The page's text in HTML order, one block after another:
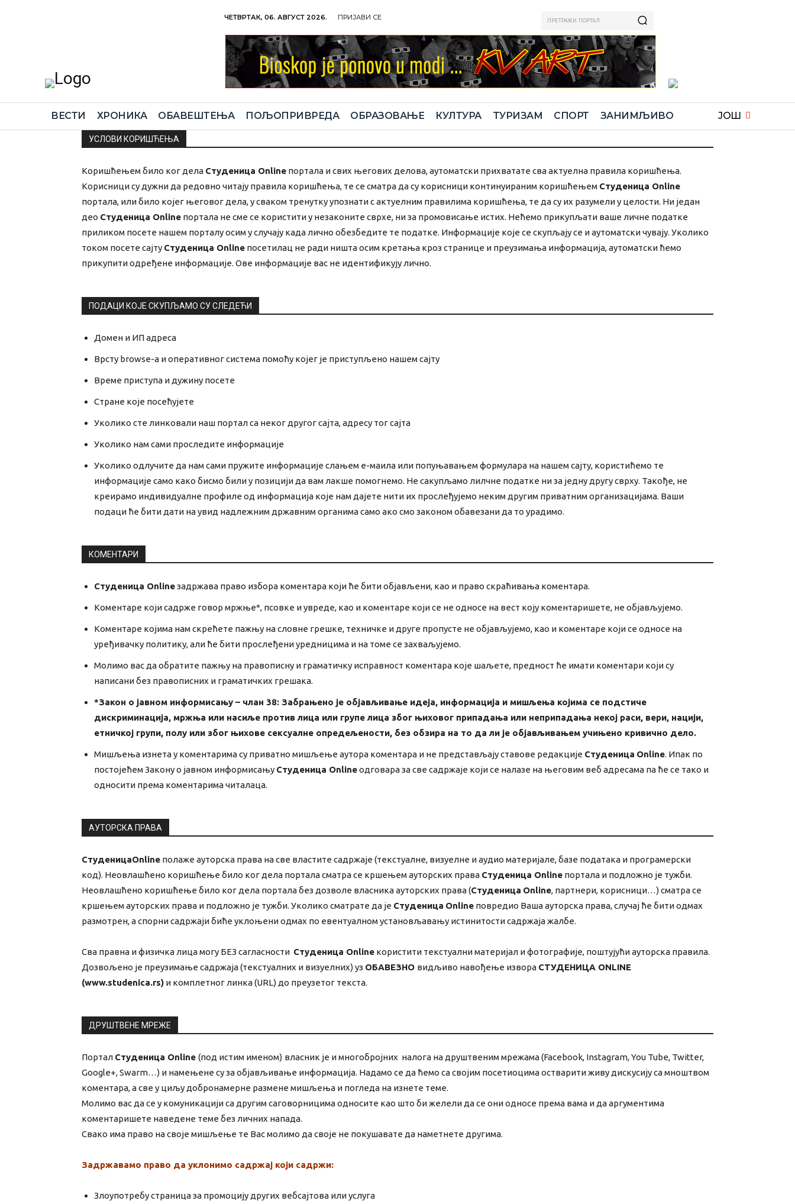
ЧЕТВРТАК, 06. АВГУСТ 2026. ПРИЈАВИ СЕ ПРЕТРАЖИ ПОРТАЛ
ВЕСТИ ХРОНИКА ОБАВЕШТЕЊА ПОЉОПРИВРЕДА ОБРАЗОВАЊЕ КУЛТУРА TУРИЗАМ СПОРТ ЗАНИМЉИВО ЈОШ
УСЛОВИ КОРИШЋЕЊА
Коришћењем било ког дела Студеница Online портала и свих његових делова, аутоматски прихватате сва актуелна правила коришћења.
Корисници су дужни да редовно читају правила коришћења, те се сматра да су корисници континуираним коришћењем Студеница Online
портала, или било којег његовог дела, у сваком тренутку упознати с актуелним правилима коришћења, те да су их разумели у целости. Ни један
део Студеница Online портала не сме се користити у незаконите сврхе, ни за промовисање истих. Нећемо прикупљати ваше личне податке
приликом посете нашем порталу осим у случају када лично обезбедите те податке. Информације које се скупљају се и аутоматски чувају. Уколико
током посете сајту Студеница Online посетилац не ради ништа осим кретања кроз странице и преузимања информација, аутоматски ћемо
прикупити одређене информације. Ове информације вас не идентификују лично.
ПОДАЦИ КОЈЕ СКУПЉАМО СУ СЛЕДЕЋИ
Домен и ИП адреса
Врсту browse-а и оперативног система помоћу којег је приступљено нашем сајту
Време приступа и дужину посете
Стране које посећујете
Уколико сте линковали наш портал са неког другог сајта, адресу тог сајта
Уколико нам сами проследите информације
Уколико одлучите да нам сами пружите информације слањем е-маила или попуњавањем формулара на нашем сајту, користићемо те
информације само како бисмо били у позицији да вам лакше помогнемо. Не сакупљамо лилчне податке ни за једну другу сврху. Такође, не
креирамо индивидуалне профиле од информација које нам дајете нити их прослеђујемо неким другим приватним организацијама. Ваши
подаци ће бити дати на увид надлежним државним органима само ако смо законом обавезани да то урадимо.
КОМЕНТАРИ
Студеница Onlineзадржава право избора коментара који ће бити објављени, као и право скраћивања коментара.
Коментаре који садрже говор мржње*, псовке и увреде, као и коментаре који се не односе на вест коју коментаришете, не објављујемо.
Коментаре којима нам скрећете пажњу на словне грешке, техничке и друге пропусте не објављујемо, као и коментаре који се односе на
уређивачку политику, али ће бити прослеђени уредницима и на томе се захваљујемо.
Молимо вас да обратите пажњу на правописну и граматичку исправност коментара које шаљете, предност ће имати коментари који су
написани без правописних и граматичких грешака.
*Закон о јавном информисању – члан 38: Забрањено је објављивање идеја, информација и мишљења којима се подстиче
дискриминација, мржња или насиље против лица или групе лица због њиховог припадања или неприпадања некој раси, вери, нацији,
етничкој групи, полу или због њихове сексуалне опредељености, без обзира на то да ли је објављивањем учињено кривично дело.
Мишљења изнета у коментарима су приватно мишљење аутора коментара и не представљају ставове редакције Студеница Online. Ипак по
постојећем Закону о јавном информисању Студеница Onlineодговара за све садржаје који се налазе на његовим веб адресама па ће се тако и
односити према коментарима читалаца.
АУТОРСКА ПРАВА
СтуденицаOnline полаже ауторска права на све властите садржаје (текстуалне, визуелне и аудио материјале, базе података и програмерски
код). Неовлашћено коришћење било ког дела портала сматра се кршењем ауторских права Студеница Online портала и подложно је тужби.
Неовлашћено коришћење било ког дела портала без дозволе власника ауторских права (Студеница Online, партнери, корисници…) сматра се
кршењем ауторских права и подложно је тужби. Уколико сматрате да је Студеница Online повредио Ваша ауторска права, случај ће бити одмах
размотрен, а спорни садржаји биће уклоњени одмах по евентуалном установљавању истинитости садржаја жалбе.
Сва правна и физичка лица могу БЕЗ сагласности Студеница Online користити текстуални материјал и фотографије, поштујући ауторска правила.
Дозвољено је преузимање садржаја (текстуалних и визуелних) уз OБАВЕЗНО видљиво навођење извора СТУДЕНИЦА ONLINE
(www.studenica.rs) и комплетног линка (URL) до преузетог текста.
ДРУШТВЕНЕ МРЕЖЕ
Портал Студеница Online (под истим именом) власник је и многобројних налога на друштвеним мрежама (Facebook, Instagram, You Tube, Twitter,
Google+, Swarm…) и намењене су за објављивање информација. Надамо се да ћемо са својим посетиоцима остварити живу дискусију са мноштвом
коментара, а све у циљу добронамерне размене мишљења и погледа на изнете теме.
Молимо вас да се у комуникацији са другим саговорницима односите као што би желели да се они односе према вама и да аргументима
коментаришете наведене теме без личних напада.
Свако има право на своје мишљење те Вас молимо да своје не покушавате да наметнете другима.
Задржавамо право да уклонимо садржај који садржи:
Злоупотребу страница за промоцију других вебсајтова или услуга